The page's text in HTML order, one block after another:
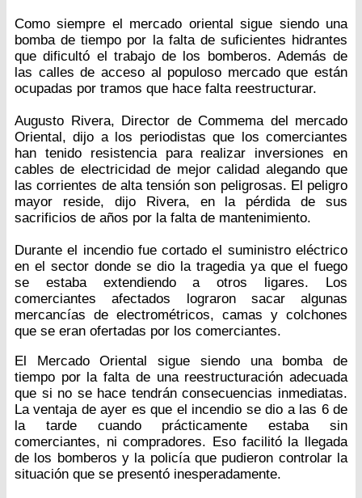
Como siempre el mercado oriental sigue siendo una
bomba de tiempo por la falta de suficientes hidrantes
que dificultó el trabajo de los bomberos. Además de
las calles de acceso al populoso mercado que están
ocupadas por tramos que hace falta reestructurar.
Augusto Rivera, Director de Commema del mercado
Oriental, dijo a los periodistas que los comerciantes
han tenido resistencia para realizar inversiones en
cables de electricidad de mejor calidad alegando que
las corrientes de alta tensión son peligrosas. El peligro
mayor reside, dijo Rivera, en la pérdida de sus
sacrificios de años por la falta de mantenimiento.
Durante el incendio fue cortado el suministro eléctrico
en el sector donde se dio la tragedia ya que el fuego
se estaba extendiendo a otros ligares. Los
comerciantes afectados lograron sacar algunas
mercancías de electrométricos, camas y colchones
que se eran ofertadas por los comerciantes.
El Mercado Oriental sigue siendo una bomba de
tiempo por la falta de una reestructuración adecuada
que si no se hace tendrán consecuencias inmediatas.
La ventaja de ayer es que el incendio se dio a las 6 de
la tarde cuando prácticamente estaba sin
comerciantes, ni compradores. Eso facilitó la llegada
de los bomberos y la policía que pudieron controlar la
situación que se presentó inesperadamente.